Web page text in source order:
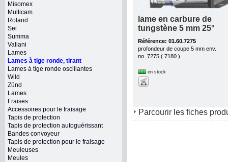
Misomex
Multicam
Roland
Sei
Summa
Valiani
Lames
Lames à tige ronde, tirant
Lames à tige ronde oscillantes
Wild
Zünd
Lames
Fraises
Accessoires pour le fraisage
Tapis de protection
Tapis de protection autoguérissant
Bandes convoyeur
Tapis de protection pour le fraisage
Meuleuses
Meules
lame en carbure de
tungstène 5 mm 25°
Référence: 01.60.7275
profondeur de coupe 5 mm env.
no. 7275 ( 7180 )
en stock
Parcourir les fiches